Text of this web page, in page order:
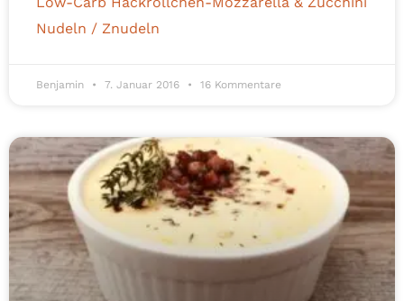
Nudeln / Znudeln
Benjamin 7. Januar 2016 16 Kommentare